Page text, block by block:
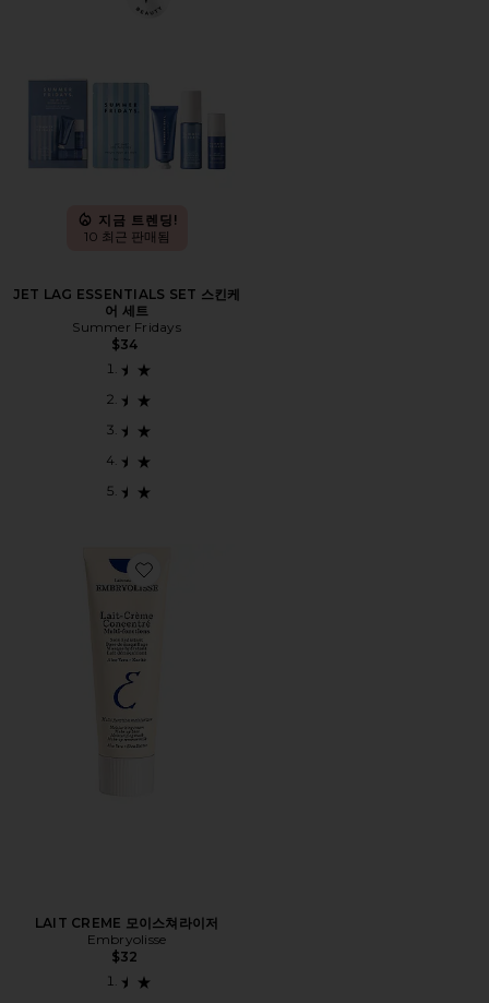
지금 트렌딩!
10 최근 판매됨
JET LAG ESSENTIALS SET 스킨케
어 세트
Summer Fridays
$34
Favorite LAIT CREME 모이스쳐라이저
LAIT CREME 모이스쳐라이저
Embryolisse
$32